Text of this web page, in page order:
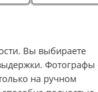
Вы выбираете
Фотографы
на ручном